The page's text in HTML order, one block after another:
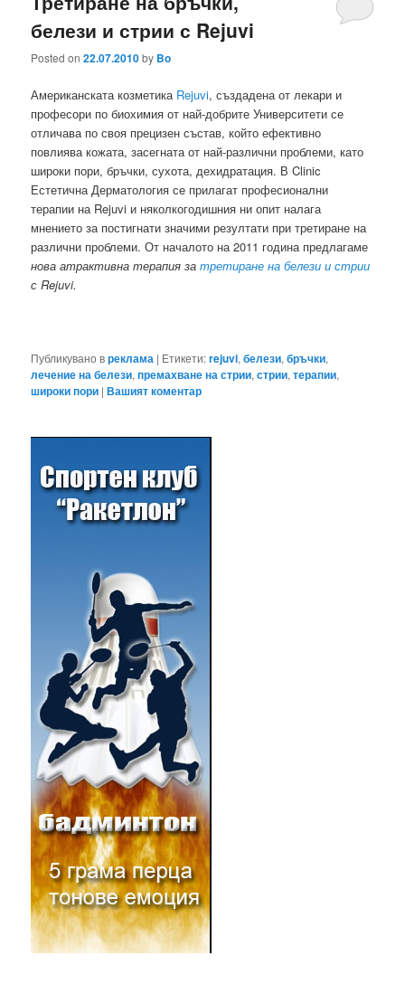
белези и стрии с Rejuvi
Posted on22.07.2010by Bo
Американската козметика Rejuvi, създадена от лекари и
професори по биохимия от най-добрите Университети се
отличава по своя прецизен състав, който ефективно
повлиява кожата, засегната от най-различни проблеми, като
широки пори, бръчки, сухота, дехидратация. В Clinic
Естетична Дерматология се прилагат професионални
терапии на Rejuvi и няколкогодишния ни опит налага
мнението за постигнати значими резултати при третиране на
различни проблеми. От началото на 2011 година предлагаме
нова атрактивна терапия затретиране на белези и стрии
с Rejuvi.
Публикувано вреклама | Етикети:rejuvi,белези,бръчки,
лечение на белези,премахване на стрии,стрии,терапии,
широки пори |Вашият коментар